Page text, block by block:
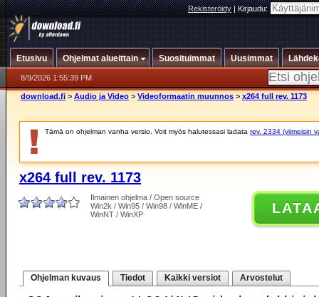
Rekisteröidy|Kirjaudu:
Etusivu Ohjelmat alueittain Suosituimmat Uusimmat
8/9/2026 1:55:39 PM
download.fi > Audio ja Video > Videoformaatin muunnos > x264 full rev. 1173
Tämä on ohjelman vanha versio. Voit myös halutessasi ladata rev. 2334 (viimeisin
x264 full rev. 1173
Ilmainen ohjelma / Open source
Win2k / Win95 / Win98 / WinME /
WinNT / WinXP
Ohjelman kuvaus Tiedot Kaikki versiot Arvostelut